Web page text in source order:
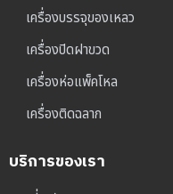
เครื่องบรรจุของเหลว
เครื่องปิดฝาขวด
เครื่องห่อแพ็คโหล
เครื่องติดฉลาก
บริการของเรา